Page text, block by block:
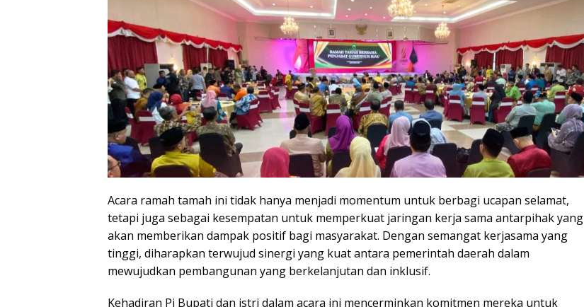
Acara ramah tamah ini tidak hanya menjadi momentum untuk berbagi ucapan selamat,
tetapi juga sebagai kesempatan untuk memperkuat jaringan kerja sama antarpihak yang
akan memberikan dampak positif bagi masyarakat. Dengan semangat kerjasama yang
tinggi, diharapkan terwujud sinergi yang kuat antara pemerintah daerah dalam
mewujudkan pembangunan yang berkelanjutan dan inklusif.
Kehadiran Pj Bupati dan istri dalam acara ini mencerminkan komitmen mereka untuk